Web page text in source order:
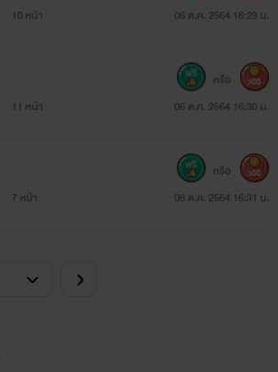
10 หน้า 06 ต.ค. 2564 16:29 น.
11 หน้า 06 ต.ค. 2564 16:30 น.
หรือ 300
7 หน้า 06 ต.ค. 2564 16:31 น.
หรือ 300